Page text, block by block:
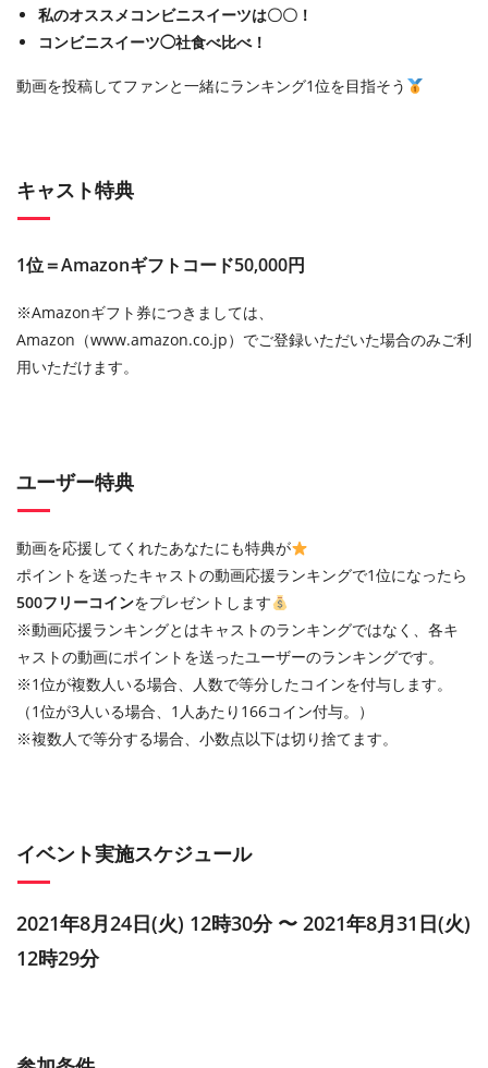
私のオススメコンビニスイーツは〇〇！
コンビニスイーツ◯社食べ比べ！
動画を投稿してファンと一緒にランキング1位を目指そう
キャスト特典
1位＝Amazonギフトコード50,000円
※Amazonギフト券につきましては、
Amazon（www.amazon.co.jp）でご登録いただいた場合のみご利
用いただけます。
ユーザー特典
動画を応援してくれたあなたにも特典が
ポイントを送ったキャストの動画応援ランキングで1位になったら
500フリーコインをプレゼントします
※動画応援ランキングとはキャストのランキングではなく、各キ
ャストの動画にポイントを送ったユーザーのランキングです。
※1位が複数人いる場合、人数で等分したコインを付与します。
（1位が3人いる場合、1人あたり166コイン付与。）
※複数人で等分する場合、小数点以下は切り捨てます。
イベント実施スケジュール
2021年8月24日(火) 12時30分 〜 2021年8月31日(火)
12時29分